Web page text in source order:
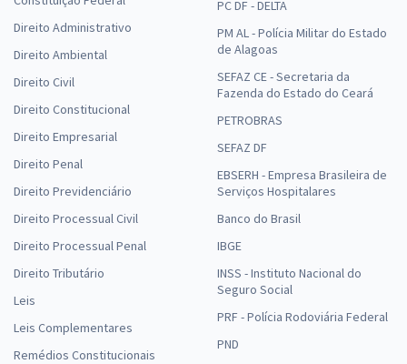
Direito Administrativo
Direito Ambiental
Direito Civil
Direito Constitucional
Direito Empresarial
Direito Penal
Direito Previdenciário
Direito Processual Civil
Direito Processual Penal
Direito Tributário
Leis
Leis Complementares
Remédios Constitucionais
PC DF - DELTA
PM AL - Polícia Militar do Estado
de Alagoas
SEFAZ CE - Secretaria da
Fazenda do Estado do Ceará
PETROBRAS
SEFAZ DF
EBSERH - Empresa Brasileira de
Serviços Hospitalares
Banco do Brasil
IBGE
INSS - Instituto Nacional do
Seguro Social
PRF - Polícia Rodoviária Federal
PND